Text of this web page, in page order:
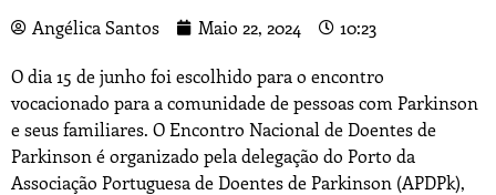
Angélica Santos Maio 22, 2024 10:23
O dia 15 de junho foi escolhido para o encontro
vocacionado para a comunidade de pessoas com Parkinson
e seus familiares. O Encontro Nacional de Doentes de
Parkinson é organizado pela delegação do Porto da
Associação Portuguesa de Doentes de Parkinson (APDPk),